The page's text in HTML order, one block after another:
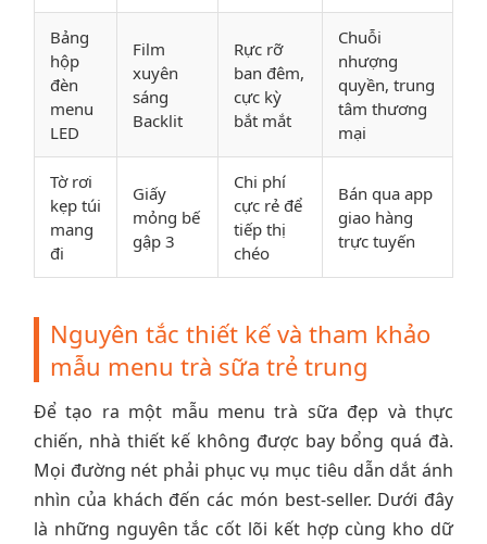
Bảng
hộp
đèn
menu
LED
Film
xuyên
sáng
Backlit
Rực rỡ
ban đêm,
cực kỳ
bắt mắt
Chuỗi
nhượng
quyền, trung
tâm thương
mại
Tờ rơi
kẹp túi
mang
đi
Giấy
mỏng bế
gập 3
Chi phí
cực rẻ để
tiếp thị
chéo
Bán qua app
giao hàng
trực tuyến
Nguyên tắc thiết kế và tham khảo
mẫu menu trà sữa trẻ trung
Để tạo ra một mẫu menu trà sữa đẹp và thực
chiến, nhà thiết kế không được bay bổng quá đà.
Mọi đường nét phải phục vụ mục tiêu dẫn dắt ánh
nhìn của khách đến các món best-seller. Dưới đây
là những nguyên tắc cốt lõi kết hợp cùng kho dữ